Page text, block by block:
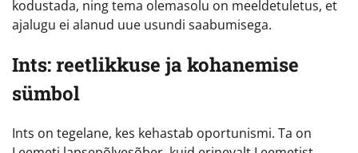
kodustada, ning tema olemasolu on meeldetuletus, et
ajalugu ei alanud uue usundi saabumisega.
Ints: reetlikkuse ja kohanemise
sümbol
Ints on tegelane, kes kehastab oportunismi. Ta on